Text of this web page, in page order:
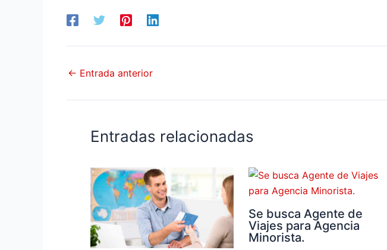
← Entrada anterior
Entradas relacionadas
Se busca Agente de
Viajes para Agencia
Minorista.